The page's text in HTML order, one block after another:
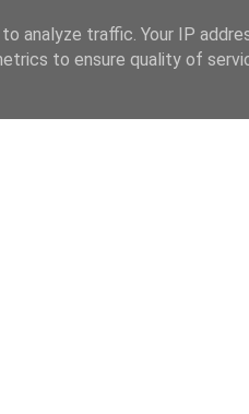
analyze traffic. Your IP
to ensure quality of